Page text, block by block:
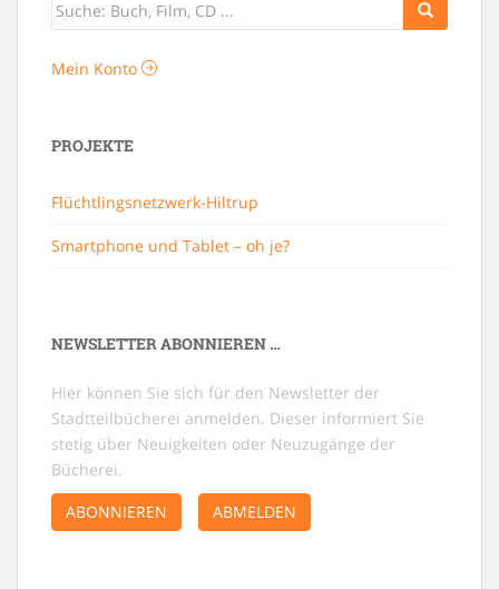
Mein Konto
PROJEKTE
Flüchtlingsnetzwerk-Hiltrup
Smartphone und Tablet – oh je?
NEWSLETTER ABONNIEREN …
Hier können Sie sich für den Newsletter der
Stadtteilbücherei anmelden. Dieser informiert Sie
stetig über Neuigkeiten oder Neuzugänge der
Bücherei.
ABONNIEREN
ABMELDEN